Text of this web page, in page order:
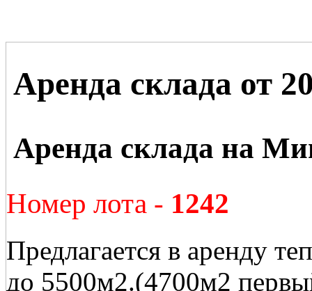
Аренда склада от
Аренда склада на
Номер лота - 1242
Предлагается в аренду
до 5500м2.(4700м2